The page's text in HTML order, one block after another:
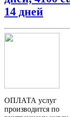
14 дней
ОПЛАТА услуг
производится по